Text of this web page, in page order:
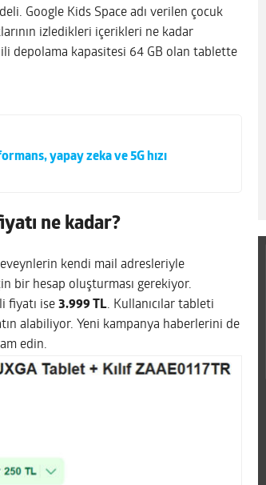
Google Kids Space adı verilen çocuk
izledikleri içerikleri ne kadar
depolama kapasitesi 64 GB olan tablette
yapay zeka ve 5G hızı
ne kadar?
kendi mail adresleriyle
bir hesap oluşturması gerekiyor.
fiyatı ise 3.999 TL. Kullanıcılar tableti
alabiliyor. Yeni kampanya haberlerini de
edin.